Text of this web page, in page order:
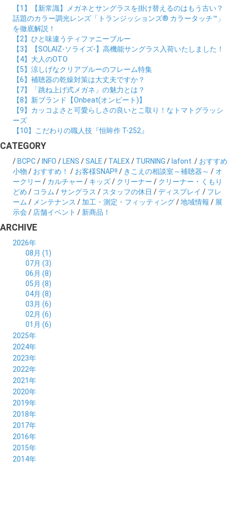
【1】【新常識】メガネとサングラスを掛け替えるのはもう古い？
話題のカラー調光レンズ「トランジッションズ® カラータッチ™」
を徹底解説！
【2】ひと味違うティファニーブルー
【3】【SOLAIZ-ソライズ-】高機能サングラス入荷いたしました！
【4】大人のOTO
【5】涼しげなクリアブルーのフレーム特集
【6】補聴器の乾燥対策は大丈夫ですか？
【7】「跳ね上げ式メガネ」の魅力とは？
【8】新ブランド【Onbeat(オンビート)】
【9】カッコよさと可愛らしさの良いとこ取り！なトマトグラッシ
ーズ
【10】こだわりの職人技『恒眸作 T-252』
CATEGORY
/ BCPC/ INFO / LENS /SALE / TALEX/ TURNING / lafont. / おすすめ
小物 / おすすめ！ / お客様SNAP!! / きこえの相談室～補聴器～ / オ
ークリー / カルチャー / キッズ/ クリーナー / クリーナー・くもり
どめ / コラム /サングラス / スタッフの休日 /ディスプレイ / フレ
ーム / メンテナンス / 加工・測定・フィッティング/地域情報 / 展
示会 / 店舗イベント / 新商品！
ARCHIVE
2026年
08月 (1)
07月 (3)
06月 (8)
05月 (8)
04月 (8)
03月 (6)
02月 (6)
01月 (6)
2025年
12月 (5)
11月 (3)
10月 (6)
09月 (5)
08月 (6)
07月 (4)
06月 (7)
05月 (6)
04月 (8)
03月 (6)
02月 (5)
01月 (7)
2024年
12月 (4)
11月 (8)
10月 (6)
09月 (7)
08月 (8)
07月 (5)
06月 (6)
05月 (4)
04月 (7)
03月 (6)
02月 (5)
2023年
12月 (3)
11月 (6)
10月 (6)
09月 (6)
08月 (8)
07月 (8)
06月 (8)
05月 (9)
04月 (8)
03月 (8)
2022年
12月 (12)
11月 (6)
10月 (5)
09月 (7)
08月 (5)
07月 (3)
06月 (5)
05月 (7)
04月 (6)
2021年
12月 (5)
11月 (5)
10月 (6)
09月 (5)
08月 (11)
07月 (5)
06月 (6)
05月 (6)
2020年
12月 (3)
11月 (6)
10月 (5)
09月 (8)
08月 (6)
07月 (7)
06月 (6)
2019年
12月 (7)
11月 (4)
10月 (8)
09月 (4)
08月 (7)
07月 (3)
2018年
12月 (8)
11月 (7)
10月 (8)
09月 (5)
08月 (7)
2017年
12月 (6)
11月 (6)
10月 (5)
2016年
12月 (8)
11月 (4)
2015年
12月 (8)
2014年